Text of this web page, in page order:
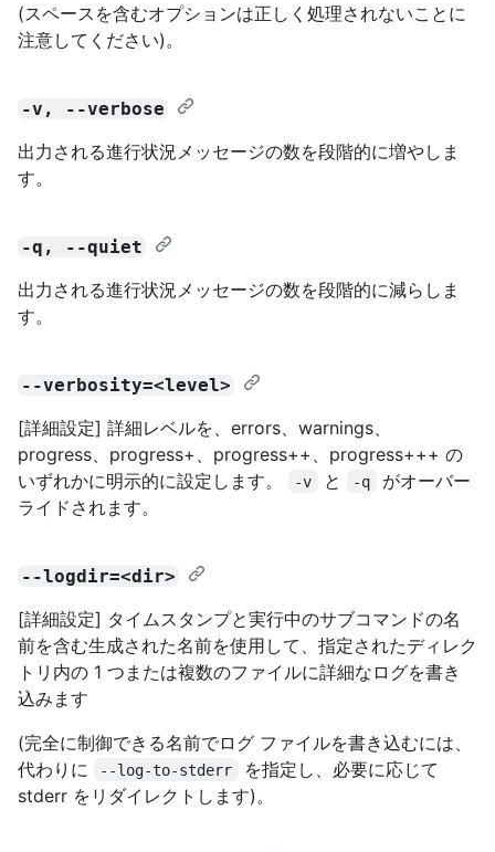
(スペースを含むオプションは正しく処理されないことに
注意してください)。
-v, --verbose
出力される進行状況メッセージの数を段階的に増やしま
す。
-q, --quiet
出力される進行状況メッセージの数を段階的に減らしま
す。
--verbosity=<level>
[詳細設定] 詳細レベルを、errors、warnings、
progress、progress+、progress++、progress+++ の
いずれかに明示的に設定します。
-v と -q
がオーバー
ライドされます。
--logdir=<dir>
[詳細設定] タイムスタンプと実行中のサブコマンドの名
前を含む生成された名前を使用して、指定されたディレク
トリ内の 1 つまたは複数のファイルに詳細なログを書き
込みます
(完全に制御できる名前でログ ファイルを書き込むには、
代わりに
--log-to-stderr
を指定し、必要に応じて
stderr をリダイレクトします)。